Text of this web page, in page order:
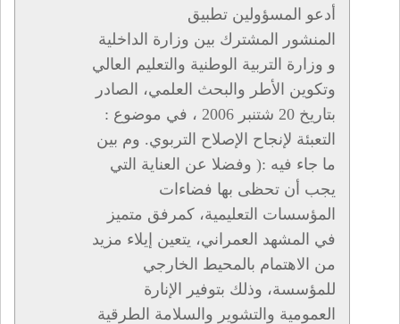
أدعو المسؤولين تطبيق
المنشور المشترك بين وزارة الداخلية
و وزارة التربية الوطنية والتعليم العالي
وتكوين الأطر والبحث العلمي، الصادر
بتاريخ 20 شتنبر 2006 ، في موضوع :
التعبئة لإنجاح الإصلاح التربوي. وم بين
ما جاء فيه :( وفضلا عن العناية التي
يجب أن تحظى بها فضاءات
المؤسسات التعليمية، كمرفق متميز
في المشهد العمراني، يتعين إيلاء مزيد
من الاهتمام بالمحيط الخارجي
للمؤسسة، وذلك بتوفير الإنارة
العمومية والتشوير والسلامة الطرقية